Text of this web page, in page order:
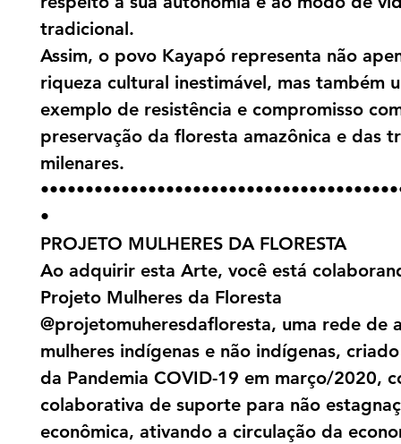
tradicional.
Assim, o povo Kayapó representa não
riqueza cultural inestimável, mas também
exemplo de resistência e compromisso
preservação da floresta amazônica e das
milenares.
•
PROJETO MULHERES DA FLORESTA
Ao adquirir esta Arte, você está
Projeto Mulheres da Floresta
@projetomuheresdafloresta, uma rede de
mulheres indígenas e não indígenas,
da Pandemia COVID-19 em março/2020,
colaborativa de suporte para não
econômica, ativando a circulação da